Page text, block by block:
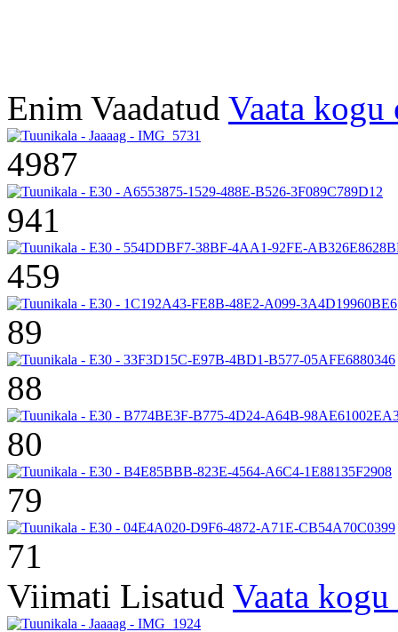
Enim Vaadatud Vaata kogu
4987
941
459
89
88
80
79
71
Viimati Lisatud Vaata